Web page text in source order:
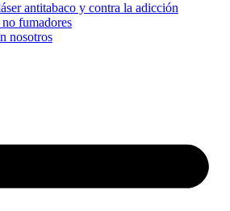
antitabaco y contra la adicción
fumadores
nosotros